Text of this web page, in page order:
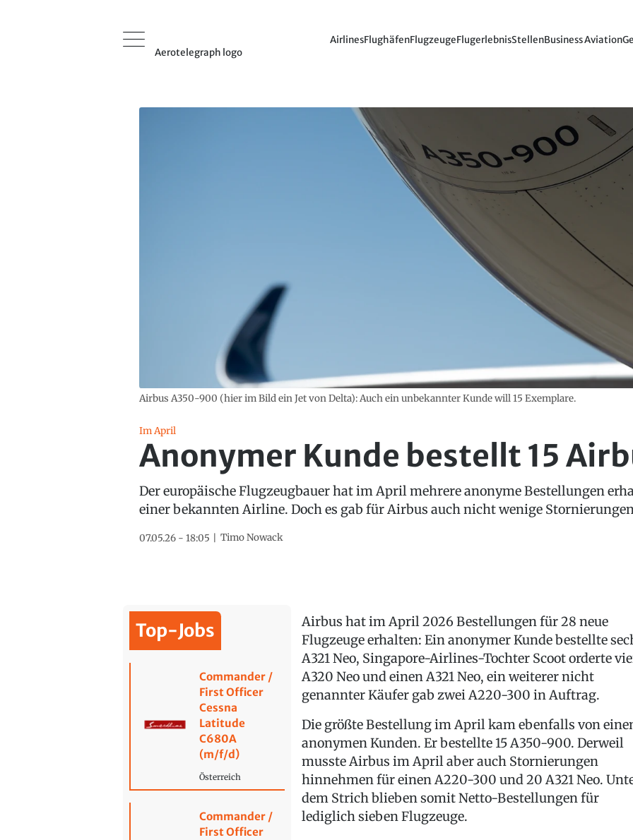
Aerotelegraph logo
AirlinesFlughäfenFlugzeugeFlugerlebnisStellenBusiness Aviation
Airbus A350-900 (hier im Bild ein Jet von Delta): Auch ein unbekannter Kunde will 15 Exemplare.
Im April
Anonymer Kunde bestellt 15
Der europäische Flugzeugbauer hat im April mehrere anonyme Bestellungen
einer bekannten Airline. Doch es gab für Airbus auch nicht wenige
07.05.26 - 18:05 Timo Nowack
Top-Jobs
Commander /
First Officer
Cessna
Latitude
C680A
(m/f/d)
Österreich
Commander /
First Officer
Airbus hat im April 2026 Bestellungen für 28 neue
Flugzeuge erhalten: Ein anonymer Kunde bestellte
A321 Neo, Singapore-Airlines-Tochter Scoot orderte
A320 Neo und einen A321 Neo, ein weiterer nicht
genannter Käufer gab zwei A220-300 in Auftrag.
Die größte Bestellung im April kam ebenfalls von
anonymen Kunden. Er bestellte 15 A350-900. Derweil
musste Airbus im April aber auch Stornierungen
hinnehmen für einen A220-300 und 20 A321 Neo.
dem Strich blieben somit Netto-Bestellungen für
lediglich sieben Flugzeuge.